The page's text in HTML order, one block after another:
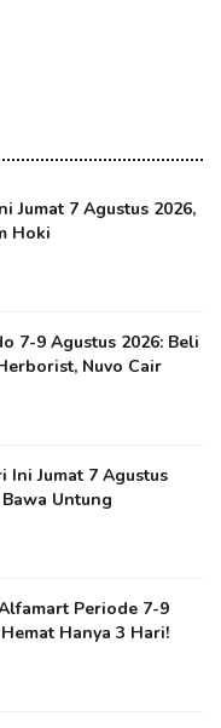
Jumat 7 Agustus 2026,
Hoki
7-9 Agustus 2026: Beli
Nuvo Cair
Ini Jumat 7 Agustus
Untung
Periode 7-9
Hanya 3 Hari!